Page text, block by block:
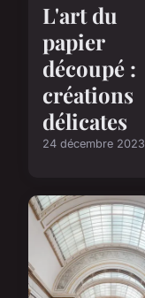
L'art du
papier
découpé :
créations
délicates
24 décembre 2023